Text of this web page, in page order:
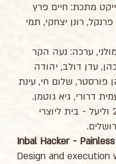
מתכת: חיים פרץ
פרנקל, רונן יצחקי, תמי
ערכה: נעה הקר
עדן דולב, יהודה
פורסטר, שלום חי, עינת
דרורי, גיא גוטמן.
תודה למקלט 209 וליעל - בית ליוצרי
Inbal Hacker - Painless
Design and execution